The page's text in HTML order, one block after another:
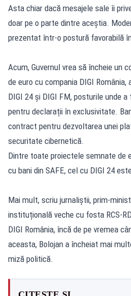
Asta chiar dacă mesajele sale îi
doar pe o parte dintre aceștia.
prezentat într-o postură favorabilă
Acum, Guvernul vrea să încheie un
de euro cu compania DIGI
DIGI 24 și DIGI FM, posturile unde
pentru declarații în exclusivitate.
contract pentru dezvoltarea unei
securitate cibernetică.
Dintre toate proiectele semnate de
cu bani din SAFE, cel cu DIGI 24
Mai mult, scriu jurnaliștii, prim-
instituțională veche cu fosta RCS-
DIGI România, încă de pe vremea
aceasta, Bolojan a încheiat mai
miză politică.